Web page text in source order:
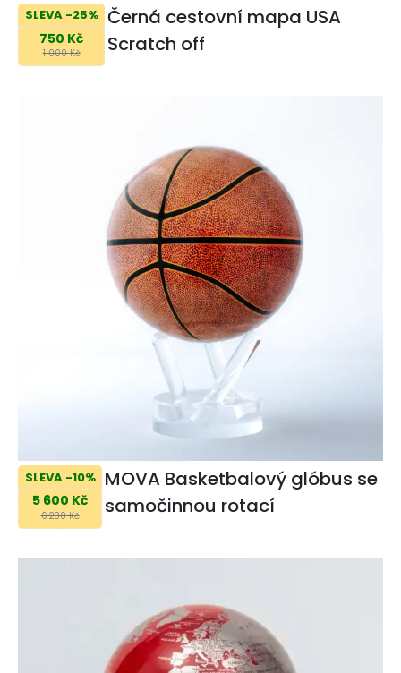
SLEVA -25%
750 Kč
1 000 Kč
Černá cestovní mapa USA
Scratch off
SLEVA -10%
5 600 Kč
6 230 Kč
MOVA Basketbalový glóbus se
samočinnou rotací